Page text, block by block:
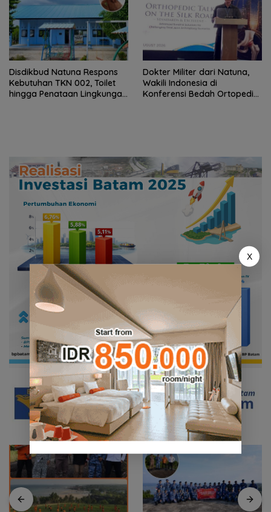
Disdikbud Natuna Respons
Kebutuhan TKN 002, Toilet
hingga Penataan Lingkungan
Dokter Militer dari Natuna,
Wakili Indonesia di
Konferensi Bedah Ortopedi
X